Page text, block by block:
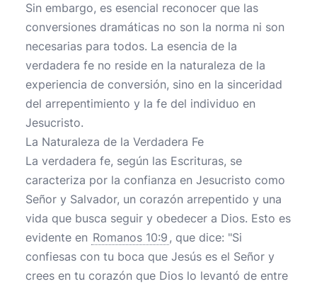
Sin embargo, es esencial reconocer que las
conversiones dramáticas no son la norma ni son
necesarias para todos. La esencia de la
verdadera fe no reside en la naturaleza de la
experiencia de conversión, sino en la sinceridad
del arrepentimiento y la fe del individuo en
Jesucristo.
La Naturaleza de la Verdadera Fe
La verdadera fe, según las Escrituras, se
caracteriza por la confianza en Jesucristo como
Señor y Salvador, un corazón arrepentido y una
vida que busca seguir y obedecer a Dios. Esto es
evidente en Romanos 10:9 , que dice: "Si
confiesas con tu boca que Jesús es el Señor y
crees en tu corazón que Dios lo levantó de entre